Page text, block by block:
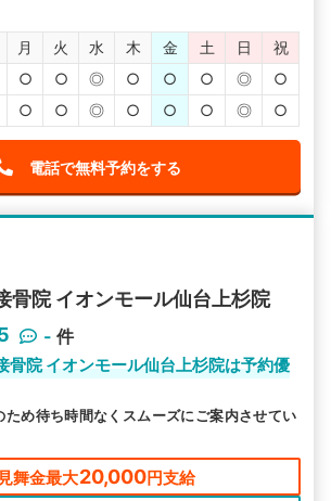
月 火 水 木 金 土 日
祝
○ ○ ◎ ○ ○ ○ ◎
○
○ ○ ◎ ○ ○ ○ ◎ ○
電話で無料予約をする
骨院 イオンモール仙台上杉院
- 件
骨院 イオンモール仙台上杉院は予約優
ため待ち時間なくスムーズにご案内させてい
舞金最大20,000円支給